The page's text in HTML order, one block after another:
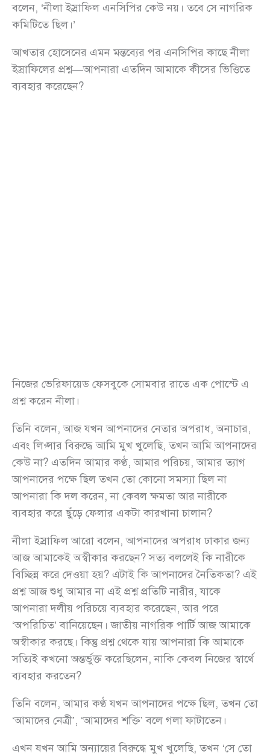
বলেন, ‘নীলা ইস্রাফিল এনসিপির কেউ নয়। তবে সে নাগরিক
কমিটিতে ছিল।’
আখতার হোসেনের এমন মন্তব্যের পর এনসিপির কাছে নীলা
ইস্রাফিলের প্রশ্ন—আপনারা এতদিন আমাকে কীসের ভিত্তিতে
ব্যবহার করেছেন?
নিজের ভেরিফায়েড ফেসবুকে সোমবার রাতে এক পোস্টে এ
প্রশ্ন করেন নীলা।
তিনি বলেন, আজ যখন আপনাদের নেতার অপরাধ, অনাচার,
এবং লিপ্সার বিরুদ্ধে আমি মুখ খুলেছি, তখন আমি আপনাদের
কেউ না? এতদিন আমার কণ্ঠ, আমার পরিচয়, আমার ত্যাগ
আপনাদের পক্ষে ছিল তখন তো কোনো সমস্যা ছিল না
আপনারা কি দল করেন, না কেবল ক্ষমতা আর নারীকে
ব্যবহার করে ছুঁড়ে ফেলার একটা কারখানা চালান?
নীলা ইস্রাফিল আরো বলেন, আপনাদের অপরাধ ঢাকার জন্য
আজ আমাকেই অস্বীকার করছেন? সত্য বললেই কি নারীকে
বিচ্ছিন্ন করে দেওয়া হয়? এটাই কি আপনাদের নৈতিকতা? এই
প্রশ্ন আজ শুধু আমার না এই প্রশ্ন প্রতিটি নারীর, যাকে
আপনারা দলীয় পরিচয়ে ব্যবহার করেছেন, আর পরে
‘অপরিচিত’ বানিয়েছেন। জাতীয় নাগরিক পার্টি আজ আমাকে
অস্বীকার করছে। কিন্তু প্রশ্ন থেকে যায় আপনারা কি আমাকে
সত্যিই কখনো অন্তর্ভুক্ত করেছিলেন, নাকি কেবল নিজের স্বার্থে
ব্যবহার করতেন?
তিনি বলেন, আমার কণ্ঠ যখন আপনাদের পক্ষে ছিল, তখন তো
‘আমাদের নেত্রী’, ‘আমাদের শক্তি’ বলে গলা ফাটাতেন।
এখন যখন আমি অন্যায়ের বিরুদ্ধে মুখ খুলেছি, তখন ‘সে তো